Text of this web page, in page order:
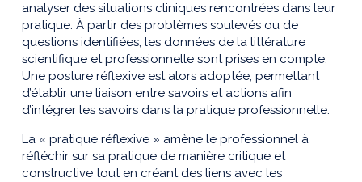
analyser des situations cliniques rencontrées dans leur
pratique. À partir des problèmes soulevés ou de
questions identifiées, les données de la littérature
scientifique et professionnelle sont prises en compte.
Une posture réflexive est alors adoptée, permettant
d’établir une liaison entre savoirs et actions afin
d’intégrer les savoirs dans la pratique professionnelle.
La « pratique réflexive » amène le professionnel à
réfléchir sur sa pratique de manière critique et
constructive tout en créant des liens avec les